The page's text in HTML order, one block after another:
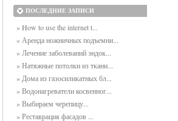
ПОСЛЕДНИЕ ЗАПИСИ
» How to use the internet t...
» Аренда ножничных подъемни...
» Лечение заболеваний эндок...
» Натяжные потолки из ткани...
» Дома из газосиликатных бл...
» Водонагреватели косвенног...
» Выбираем черепицу...
» Реставрация фасадов ...